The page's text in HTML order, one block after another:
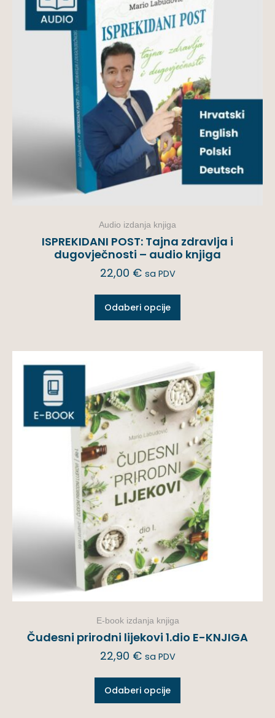
Audio izdanja knjiga
ISPREKIDANI POST: Tajna zdravlja i
dugovječnosti – audio knjiga
22,00 € sa PDV
Odaberi opcije
E-book izdanja knjiga
Čudesni prirodni lijekovi 1.dio E-KNJIGA
22,90 € sa PDV
Odaberi opcije